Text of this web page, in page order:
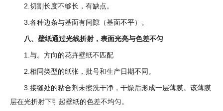
2.切割长度不够长，有缺点。
3.各种边条与基面有间隙（基面不平）。
八、壁纸通过光线折射，表面光亮与色差不匀
1.与。方向的花卉壁纸不匹配
2.相同类型的纸张，批号和生产日期不同。
3.接缝处的粘合剂未擦洗干净，干燥后形成一层薄膜。该薄膜
层在光折射下引起壁纸的色差不均匀。